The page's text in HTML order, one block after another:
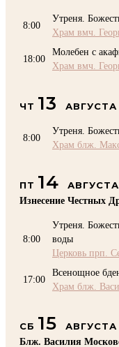
8:00
Утреня.
Храм вмч.
18:00
Молебен с
Храм вмч.
ЧТ 13 АВГУСТА
8:00
Утреня.
Храм блж.
ПТ 14
АВГУСТА
Изнесение Честных
8:00
Утреня.
воды
Церковь прп.
17:00
Всенощное
Храм блж.
СБ 15
АВГУСТА
Блж. Василия